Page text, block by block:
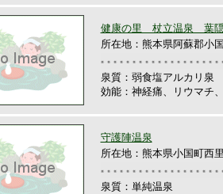
健康の里 杖立温泉 葉
所在地：熊本県阿蘇郡小
泉質：弱食塩アルカリ泉
効能：神経痛、リウマチ
守護陣温泉
所在地：熊本県小国町西
泉質：単純温泉